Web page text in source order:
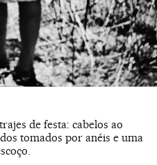
de festa: cabelos ao
tomados por anéis e uma